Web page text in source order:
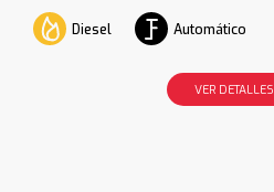
Diesel Automático
VER DETALLES